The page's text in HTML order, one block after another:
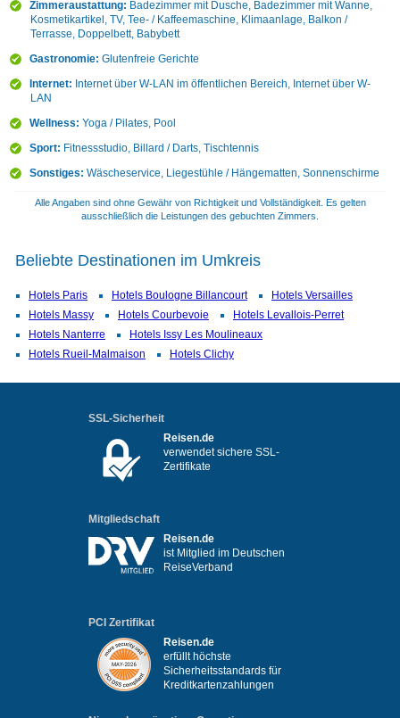
Zimmeraustattung: Badezimmer mit Dusche, Badezimmer mit Wanne,
Kosmetikartikel, TV, Tee- / Kaffeemaschine, Klimaanlage, Balkon /
Terrasse, Doppelbett, Babybett
Gastronomie: Glutenfreie Gerichte
Internet: Internet über W-LAN im öffentlichen Bereich, Internet über W-
LAN
Wellness: Yoga / Pilates, Pool
Sport: Fitnessstudio, Billard / Darts, Tischtennis
Sonstiges: Wäscheservice, Liegestühle / Hängematten, Sonnenschirme
Alle Angaben sind ohne Gewähr von Richtigkeit und Vollständigkeit. Es gelten
ausschließlich die Leistungen des gebuchten Zimmers.
Beliebte Destinationen im Umkreis
Hotels Paris Hotels Boulogne Billancourt
Hotels Versailles
Hotels Massy
Hotels Courbevoie
Hotels Levallois-Perret
Hotels Nanterre
Hotels Issy Les Moulineaux
Hotels Rueil-Malmaison
Hotels Clichy
SSL-Sicherheit
Reisen.de
verwendet sichere SSL-
Zertifikate
Mitgliedschaft
Reisen.de
ist Mitglied im Deutschen
ReiseVerband
PCI Zertifikat
Reisen.de
erfüllt höchste
Sicherheitsstandards für
Kreditkartenzahlungen